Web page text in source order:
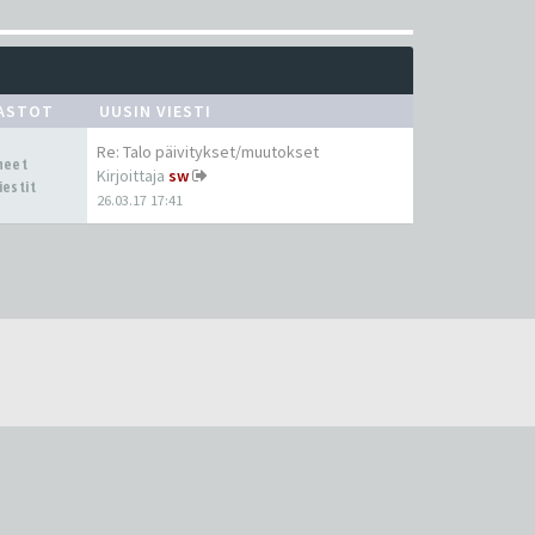
UUSIN VIESTI
Re: Talo päivitykset/muutokset
Kirjoittaja sw
26.03.17 17:41